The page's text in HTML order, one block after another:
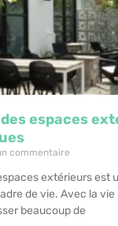
espaces
commentaire
extérieurs est
de vie. Avec la
beaucoup de